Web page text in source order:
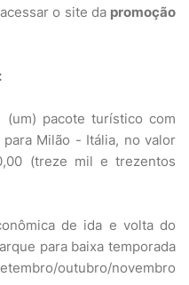
o site da promoção
(um) pacote turístico com
Milão - Itália, no valor
(treze mil e trezentos
de ida e volta do
para baixa temporada
outubro/novembro